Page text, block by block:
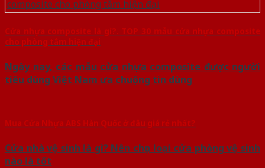
Cửa nhựa composite là gì?. TOP 30 mẫu cửa nhựa composite
cho phòng tắm hiện đại
Ngày nay, các mẫu cửa nhựa composite được người
tiêu dùng Việt Nam ưa chuộng tin dùng
Mua Cửa Nhựa ABS Hàn Quốc ở đâu giá rẻ nhất?
Cửa nhà vệ sinh là gì? Nên chọn loại cửa phòng vệ sinh
nào là tốt